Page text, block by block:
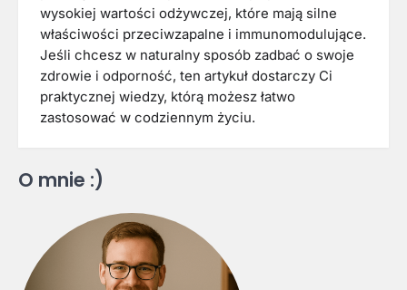
wysokiej wartości odżywczej, które mają silne
właściwości przeciwzapalne i immunomodulujące.
Jeśli chcesz w naturalny sposób zadbać o swoje
zdrowie i odporność, ten artykuł dostarczy Ci
praktycznej wiedzy, którą możesz łatwo
zastosować w codziennym życiu.
O mnie :)